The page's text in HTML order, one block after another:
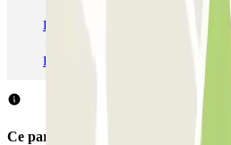
Parking Aéroport Roland Garros La
Parking Aéroport Barcelone
Ce parking ne permet pas de